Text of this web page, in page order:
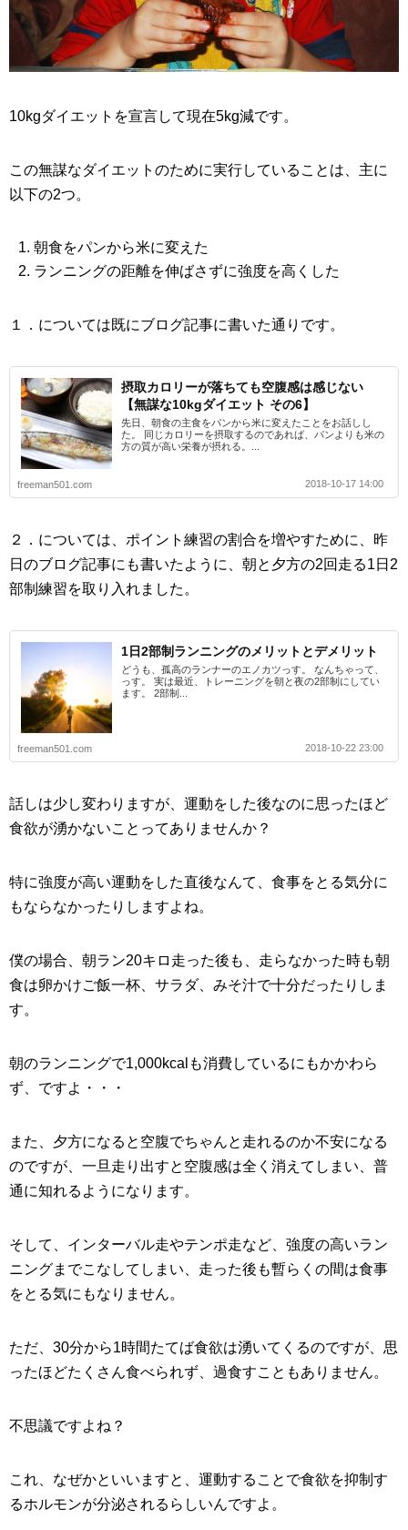
10kgダイエットを宣言して現在5kg減です。
この無謀なダイエットのために実行していることは、主に
以下の2つ。
朝食をパンから米に変えた
ランニングの距離を伸ばさずに強度を高くした
１．については既にブログ記事に書いた通りです。
摂取カロリーが落ちても空腹感は感じない
【無謀な10kgダイエット その6】
先日、朝食の主食をパンから米に変えたことをお話しし
た。 同じカロリーを摂取するのであれば、パンよりも米の
方の質が高い栄養が摂れる。...
freeman501.com 2018-10-17 14:00
２．については、ポイント練習の割合を増やすために、昨
日のブログ記事にも書いたように、朝と夕方の2回走る1日2
部制練習を取り入れました。
1日2部制ランニングのメリットとデメリット
どうも、孤高のランナーのエノカツっす。 なんちゃって、
っす。 実は最近、トレーニングを朝と夜の2部制にしてい
ます。 2部制...
freeman501.com 2018-10-22 23:00
話しは少し変わりますが、運動をした後なのに思ったほど
食欲が湧かないことってありませんか？
特に強度が高い運動をした直後なんて、食事をとる気分に
もならなかったりしますよね。
僕の場合、朝ラン20キロ走った後も、走らなかった時も朝
食は卵かけご飯一杯、サラダ、みそ汁で十分だったりしま
す。
朝のランニングで1,000kcalも消費しているにもかかわら
ず、ですよ・・・
また、夕方になると空腹でちゃんと走れるのか不安になる
のですが、一旦走り出すと空腹感は全く消えてしまい、普
通に知れるようになります。
そして、インターバル走やテンポ走など、強度の高いラン
ニングまでこなしてしまい、走った後も暫らくの間は食事
をとる気にもなりません。
ただ、30分から1時間たてば食欲は湧いてくるのですが、思
ったほどたくさん食べられず、過食すこともありません。
不思議ですよね？
これ、なぜかといいますと、運動することで食欲を抑制す
るホルモンが分泌されるらしいんですよ。